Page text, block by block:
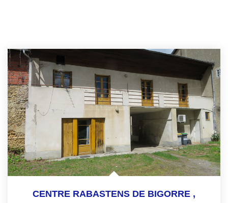
CENTRE RABASTENS DE BIGORRE ,